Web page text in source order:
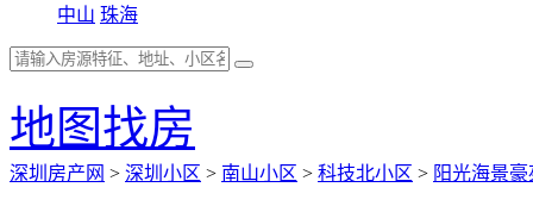
中山 珠海
地图找房
深圳房产网 > 深圳小区 > 南山小区 > 科技北小区 > 阳光海景豪